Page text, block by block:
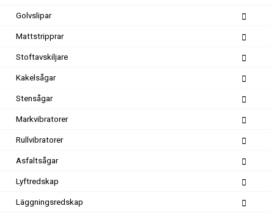
Golvslipar
Mattstripprar
Stoftavskiljare
Kakelsågar
Stensågar
Markvibratorer
Rullvibratorer
Asfaltsågar
Lyftredskap
Läggningsredskap